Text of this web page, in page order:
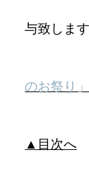
祭典ご
与致します
☆それ
のお祭り
▲目次へ